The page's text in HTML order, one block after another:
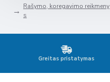
Rašymo, koregavimo reikmeny
s
Greitas pristatymas